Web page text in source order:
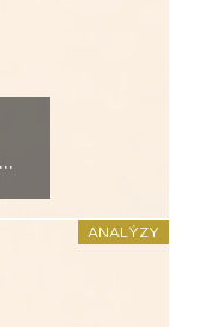
ANALÝZY